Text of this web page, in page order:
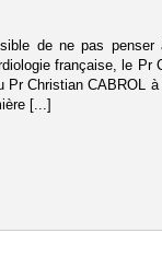
de ne pas
française, le Pr
Pr Christian CABROL
[...]